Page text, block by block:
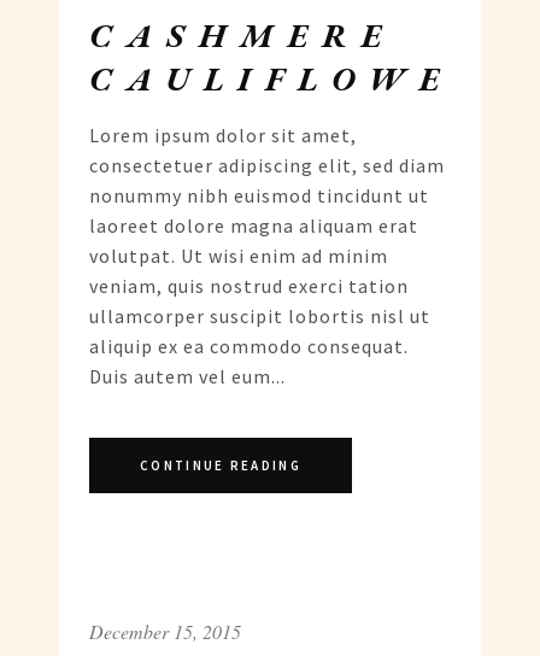
CASHMERE
CAULIFLOWER
Lorem ipsum dolor sit amet,
consectetuer adipiscing elit, sed diam
nonummy nibh euismod tincidunt ut
laoreet dolore magna aliquam erat
volutpat. Ut wisi enim ad minim
veniam, quis nostrud exerci tation
ullamcorper suscipit lobortis nisl ut
aliquip ex ea commodo consequat.
Duis autem vel eum...
CONTINUE READING
December 15, 2015